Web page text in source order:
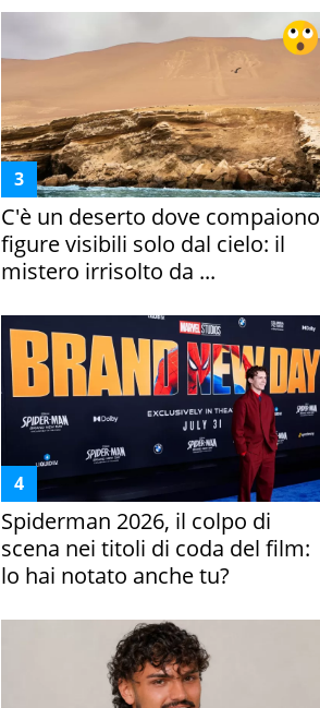
C'è un deserto dove compaiono
figure visibili solo dal cielo: il
mistero irrisolto da ...
Spiderman 2026, il colpo di
scena nei titoli di coda del film:
lo hai notato anche tu?